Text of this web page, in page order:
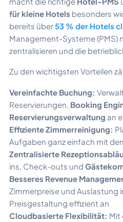
für kleine Hotels besonders
bereits über53 % der Hotels
Management-Systeme (PMS)
zentralisieren und die
Zu den wichtigsten Vorteilen
Vereinfachte Buchung:
Reservierungen, Booking
Reservierungsverwaltung an
Effiziente Zimmerreinigung:
Aufgaben ganz einfach mit
Zentralisierte
ins, Check-outs und
Besseres Revenue
Zimmerpreise und Auslastung
Preisgestaltung effizient an
Cloudbasierte Flexibilität: Mit